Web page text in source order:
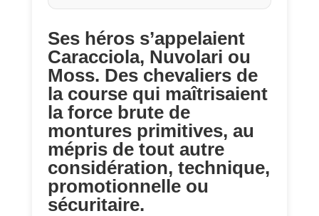
Ses héros s’appelaient
Caracciola, Nuvolari ou
Moss. Des chevaliers de
la course qui maîtrisaient
la force brute de
montures primitives, au
mépris de tout autre
considération, technique,
promotionnelle ou
sécuritaire.